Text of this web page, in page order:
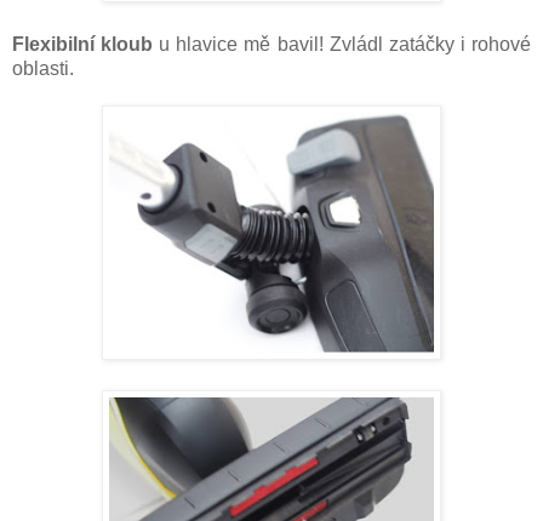
Flexibilní kloub u hlavice mě bavil! Zvládl zatáčky i rohové
oblasti.